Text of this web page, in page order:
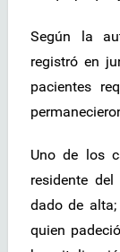
Según la
registró en
pacientes
Uno de los
residente
dado de
quien